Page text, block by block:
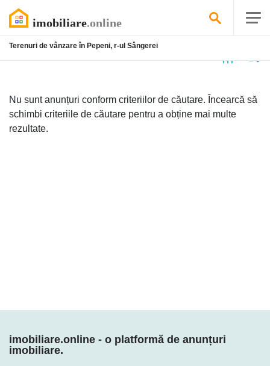
Terenuri de vânzare în Pepeni, r-ul Sângerei
Nu sunt anunțuri conform criteriilor de căutare. Încearcă să
schimbi criteriile de căutare pentru a obține mai multe
rezultate.
imobiliare.online - o platformă de anunțuri
imobiliare.